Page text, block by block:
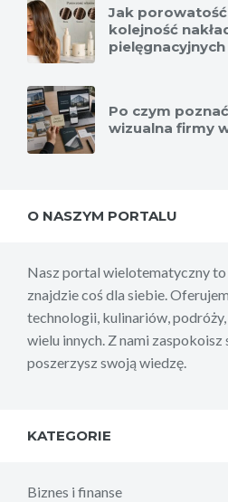
Jak porowatość
kolejność
pielęgnacyjnych
Po czym
wizualna firmy
O NASZYM PORTALU
Nasz portal wielotematyczny to
znajdzie coś dla siebie.
technologii, kulinariów,
wielu innych. Z nami
poszerzysz swoją wiedzę.
KATEGORIE
Biznes i finanse